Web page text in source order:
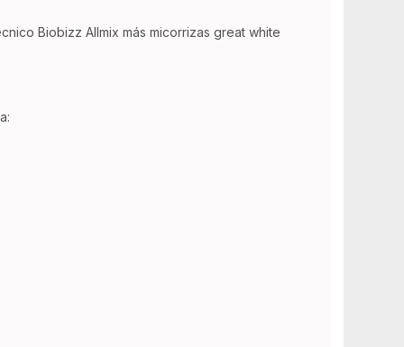
Biobizz Allmix más micorrizas great white